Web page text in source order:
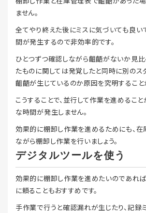
ません。
全てやり終えた後にミスに気づいても良い
間が発生するので非効率的です。
ひとつずつ確認しながら齟齬がないか見比
たものに関しては発覚したと同時に別のス
齟齬が生じているのか原因を究明すること
こうすることで、並行して作業を進めるこ
な時間が発生しません。
効果的に棚卸し作業を進めるためにも、
ながら棚卸し作業を行いましょう。
デジタルツールを使う
効果的に棚卸し作業を進めたいのであれば
に頼ることもおすすめです。
手作業で行うと確認漏れが生じたり、記録